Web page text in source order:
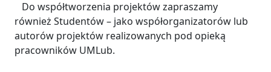
Do współtworzenia projektów zapraszamy
również Studentów – jako współorganizatorów lub
autorów projektów realizowanych pod opieką
pracowników UMLub.